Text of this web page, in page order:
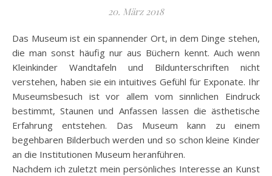
20. März 2018
Das Museum ist ein spannender Ort, in dem Dinge stehen,
die man sonst häufig nur aus Büchern kennt. Auch wenn
Kleinkinder Wandtafeln und Bildunterschriften nicht
verstehen, haben sie ein intuitives Gefühl für Exponate. Ihr
Museumsbesuch ist vor allem vom sinnlichen Eindruck
bestimmt, Staunen und Anfassen lassen die ästhetische
Erfahrung entstehen. Das Museum kann zu einem
begehbaren Bilderbuch werden und so schon kleine Kinder
an die Institutionen Museum heranführen.
Nachdem ich zuletzt mein persönliches Interesse an Kunst